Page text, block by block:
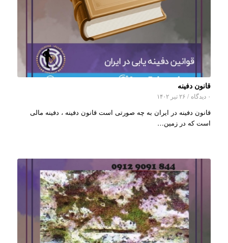
قانون دفینه
۰ دیدگاه / ۲۶ تیر ۱۴۰۲
قانون دفینه در ایران به چه صورتی است قانون دفینه ، دفینه مالی
است که در زمین…